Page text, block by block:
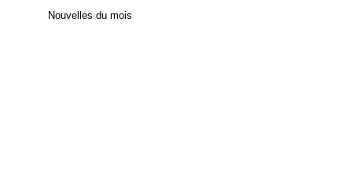
Nouvelles du mois